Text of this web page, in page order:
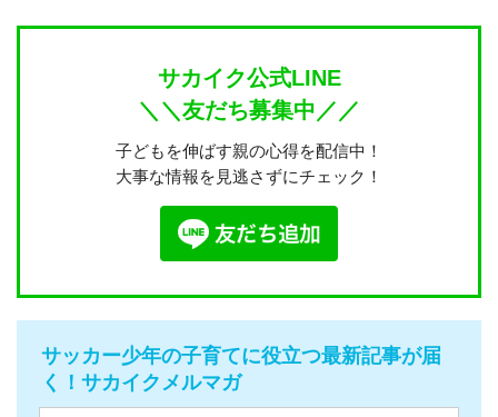
サカイク公式LINE
＼＼友だち募集中／／
子どもを伸ばす親の心得を配信中！
大事な情報を見逃さずにチェック！
サッカー少年の子育てに役立つ最新記事が届
く！サカイクメルマガ